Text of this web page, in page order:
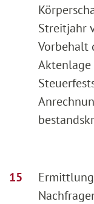
Streitjahr
Vorbehalt